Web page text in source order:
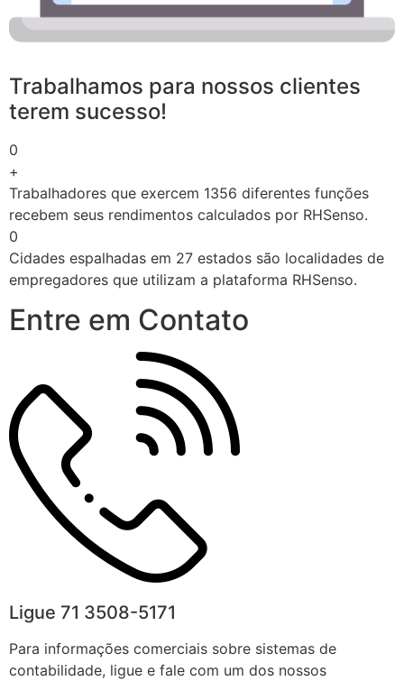
Trabalhamos para nossos clientes
terem sucesso!
0
+
Trabalhadores que exercem 1356 diferentes funções
recebem seus rendimentos calculados por RHSenso.
0
Cidades espalhadas em 27 estados são localidades de
empregadores que utilizam a plataforma RHSenso.
Entre em Contato
Ligue 71 3508-5171
Para informações comerciais sobre sistemas de
contabilidade, ligue e fale com um dos nossos